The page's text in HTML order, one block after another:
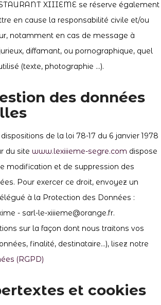
XIIIEME se réserve également
en cause la responsabilité civile et/ou
notamment en cas de message à
diffamant, ou pornographique, quel
(texte, photographie …).
des données
de la loi 78-17 du 6 janvier 1978
du site www.lexiiieme-segre.com dispose
modification et de suppression des
Pour exercer ce droit, envoyez un
à la Protection des Données :
- sarl-le-xiiieme@orange.fr.
sur la façon dont nous traitons vos
finalité, destinataire...), lisez notre
(RGPD)
et cookies